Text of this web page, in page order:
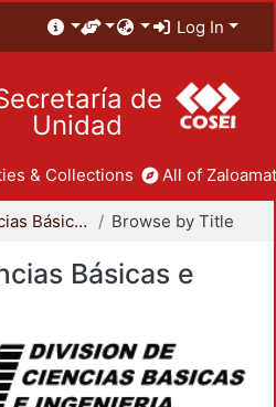
Log In
de
Unidad
& Collections All of
División de Ciencias Básicas e Ingeniería Browse by Title
Básicas e